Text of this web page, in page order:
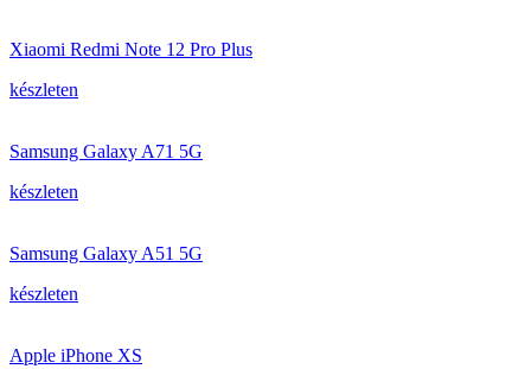
Xiaomi Redmi Note 12 Pro Plus
készleten
Samsung Galaxy A71 5G
készleten
Samsung Galaxy A51 5G
készleten
Apple iPhone XS